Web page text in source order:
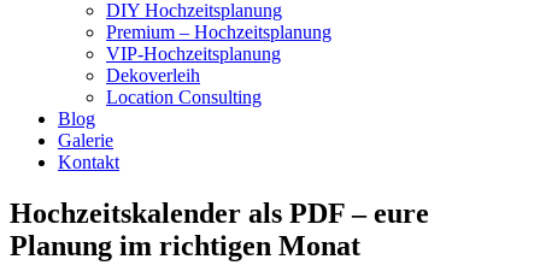
DIY Hochzeitsplanung
Premium – Hochzeitsplanung
VIP-Hochzeitsplanung
Dekoverleih
Location Consulting
Blog
Galerie
Kontakt
Hochzeitskalender als PDF – eure
Planung im richtigen Monat